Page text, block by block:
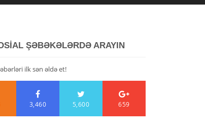
ŞƏBƏKƏLƏRDƏ ARAYIN
ilk sən əldə et!
3,460 5,600 659